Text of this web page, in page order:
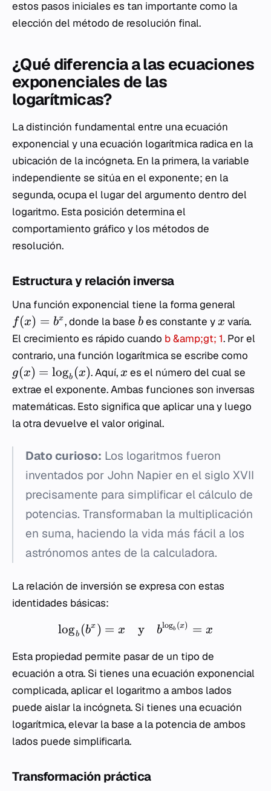
estos pasos iniciales es tan importante como la
elección del método de resolución final.
¿Qué diferencia a las ecuaciones
exponenciales de las
logarítmicas?
La distinción fundamental entre una ecuación
exponencial y una ecuación logarítmica radica en la
ubicación de la incógneta. En la primera, la variable
independiente se sitúa en el exponente; en la
segunda, ocupa el lugar del argumento dentro del
logaritmo. Esta posición determina el
comportamiento gráfico y los métodos de
resolución.
Estructura y relación inversa
Una función exponencial tiene la forma general
f (x) = bx, donde la base bes constante y x varía.
El crecimiento es rápido cuando b &amp;gt; 1. Por el
contrario, una función logarítmica se escribe como
g(x) = logb (x). Aquí,x es el número del cual se
extrae el exponente. Ambas funciones son inversas
matemáticas. Esto significa que aplicar una y luego
la otra devuelve el valor original.
Dato curioso: Los logaritmos fueron
inventados por John Napier en el siglo XVII
precisamente para simplificar el cálculo de
potencias. Transformaban la multiplicación
en suma, haciendo la vida más fácil a los
astrónomos antes de la calculadora.
La relación de inversión se expresa con estas
identidades básicas:
logb (bx ) = x y blogb (x) = x
Esta propiedad permite pasar de un tipo de
ecuación a otra. Si tienes una ecuación exponencial
complicada, aplicar el logaritmo a ambos lados
puede aislar la incógneta. Si tienes una ecuación
logarítmica, elevar la base a la potencia de ambos
lados puede simplificarla.
Transformación práctica